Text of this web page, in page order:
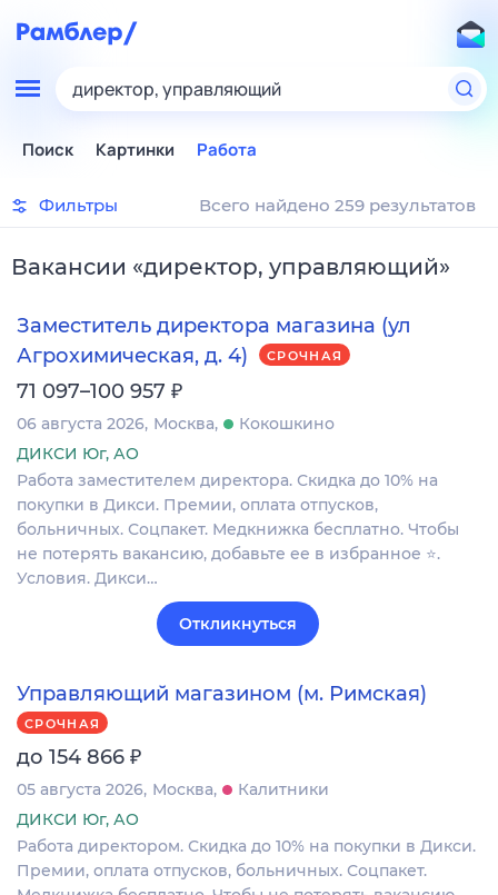
директор, управляющий
Поиск Картинки Работа
Фильтры Всего найдено 259 результатов
Вакансии «директор, управляющий»
Заместитель директора магазина (ул
Агрохимическая, д. 4)
СРОЧНАЯ
71 097–100 957 ₽
06 августа 2026 Москва
Кокошкино
ДИКСИ Юг, АО
Работа заместителем директора. Скидка до 10% на
покупки в Дикси. Премии, оплата отпусков,
больничных. Соцпакет. Медкнижка бесплатно. Чтобы
не потерять вакансию, добавьте ее в избранное ⭐.
Условия. Дикси…
Откликнуться
Управляющий магазином (м. Римская)
СРОЧНАЯ
до 154 866 ₽
05 августа 2026 Москва
Калитники
ДИКСИ Юг, АО
Работа директором. Скидка до 10% на покупки в Дикси.
Премии, оплата отпусков, больничных. Соцпакет.